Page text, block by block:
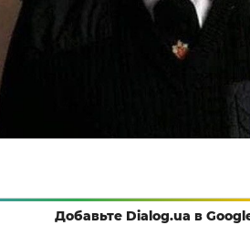
Добавьте Dialog.ua в